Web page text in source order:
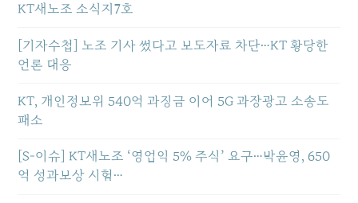
KT새노조 소식지7호
[기자수첩] 노조 기사 썼다고 보도자료 차단…KT 황당한
언론 대응
KT, 개인정보위 540억 과징금 이어 5G 과장광고 소송도
패소
[S-이슈] KT새노조 ‘영업익 5% 주식’ 요구…박윤영, 650
억 성과보상 시험…